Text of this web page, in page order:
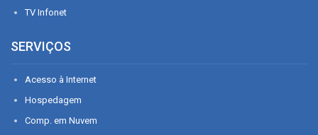
TV Infonet
SERVIÇOS
Acesso à Internet
Hospedagem
Comp. em Nuvem